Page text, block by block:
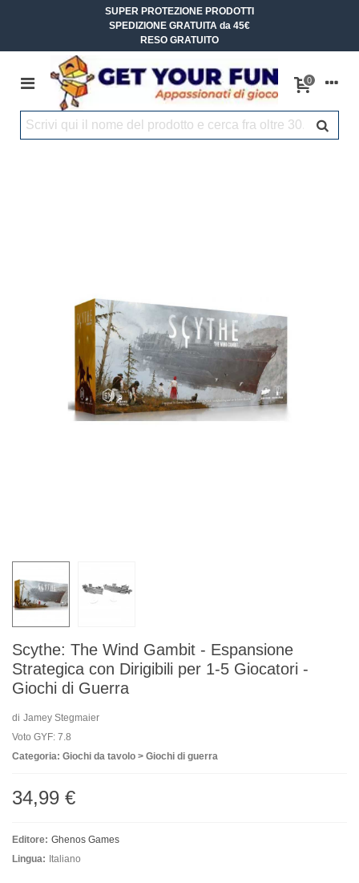
SUPER PROTEZIONE PRODOTTI
SPEDIZIONE GRATUITA da 45€
RESO GRATUITO
0
Scythe: The Wind Gambit - Espansione
Strategica con Dirigibili per 1-5 Giocatori -
Giochi di Guerra
di Jamey Stegmaier
Voto GYF: 7.8
Categoria: Giochi da tavolo > Giochi di guerra
34,99 €
Editore: Ghenos Games
Lingua: Italiano